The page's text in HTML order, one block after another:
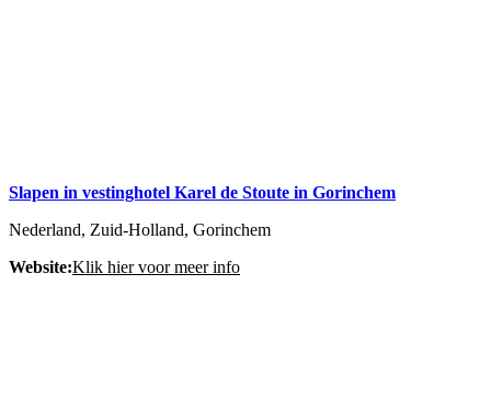
Slapen in vestinghotel Karel de Stoute in Gorinchem
Nederland, Zuid-Holland, Gorinchem
Website:Klik hier voor meer info